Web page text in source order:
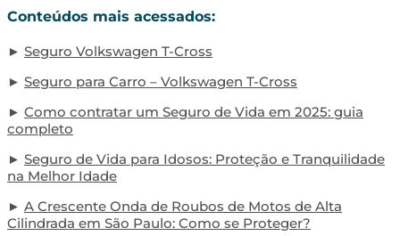
Conteúdos mais acessados:
Seguro Volkswagen T-Cross
Seguro para Carro – Volkswagen T-Cross
Como contratar um Seguro de Vida em 2025: guia
completo
Seguro de Vida para Idosos: Proteção e Tranquilidade
na Melhor Idade
A Crescente Onda de Roubos de Motos de Alta
Cilindrada em São Paulo: Como se Proteger?